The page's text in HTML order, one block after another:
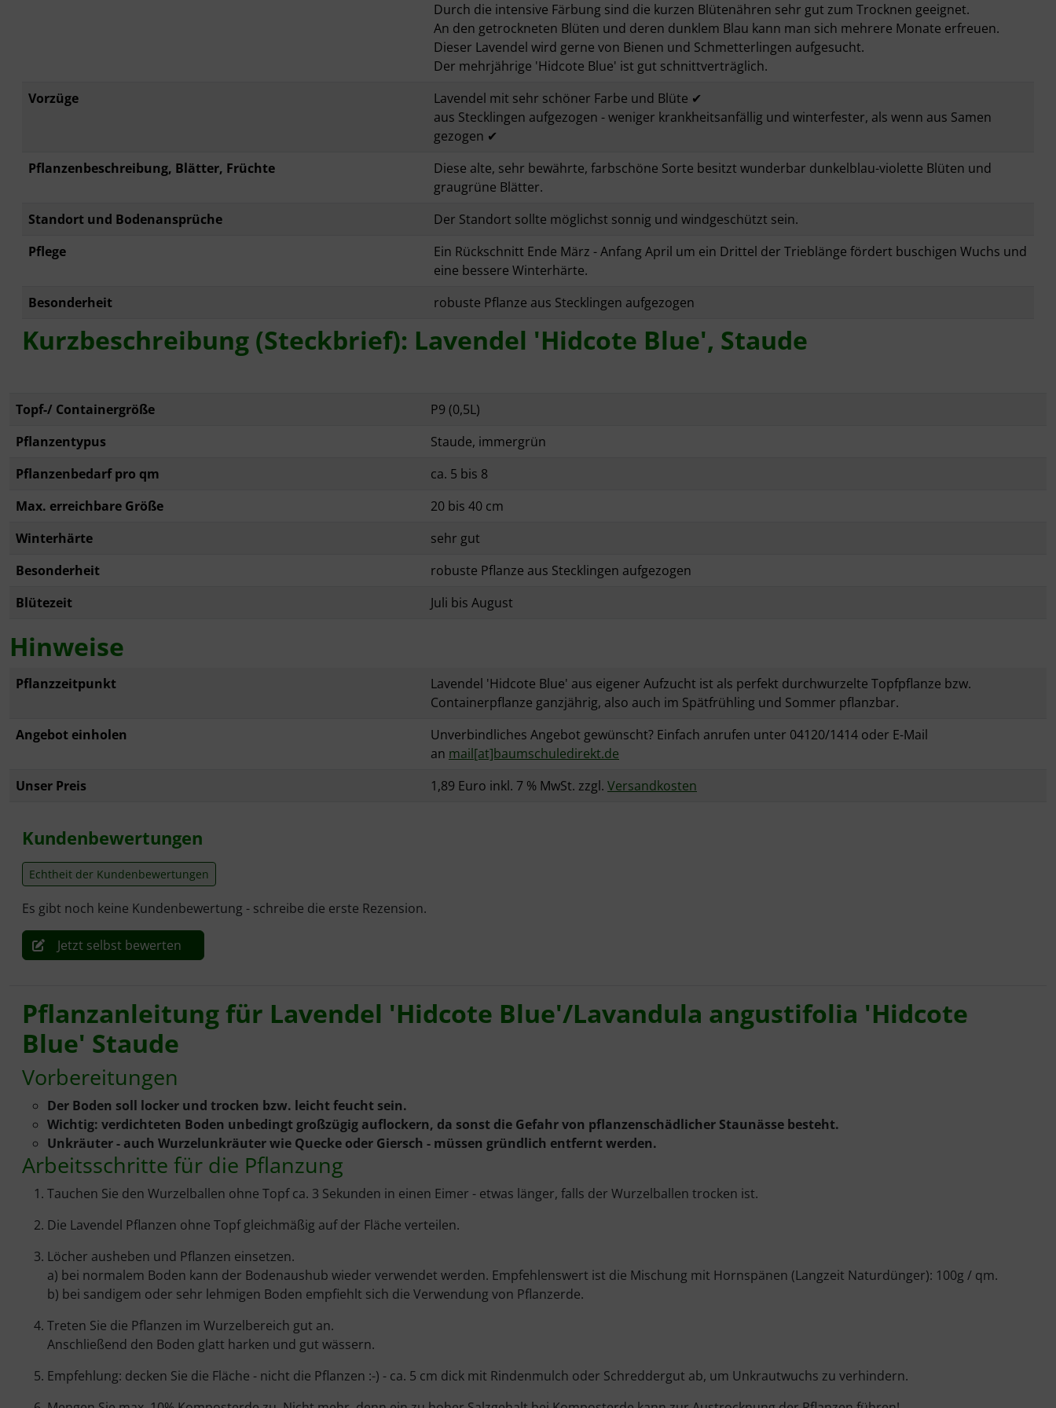
Kurzbeschreibung (Steckbrief): Lavendel 'Hidcote Blue', Staude
Durch die intensive Färbung sind die kurzen Blütenähren sehr gut zum Trocknen geeignet.
An den getrockneten Blüten und deren dunklem Blau kann man sich mehrere Monate erfreuen.
Dieser Lavendel wird gerne von Bienen und Schmetterlingen aufgesucht.
Der mehrjährige 'Hidcote Blue' ist gut schnittverträglich.
Vorzüge
Lavendel mit sehr schöner Farbe und Blüte ✔
aus Stecklingen aufgezogen - weniger krankheitsanfällig und winterfester, als wenn aus Samen
gezogen ✔
Pflanzenbeschreibung, Blätter, Früchte
Diese alte, sehr bewährte, farbschöne Sorte besitzt wunderbar dunkelblau-violette Blüten und
graugrüne Blätter.
Standort und Bodenansprüche
Der Standort sollte möglichst sonnig und windgeschützt sein.
Pflege
Ein Rückschnitt Ende März - Anfang April um ein Drittel der Trieblänge fördert buschigen Wuchs und
eine bessere Winterhärte.
Besonderheit
robuste Pflanze aus Stecklingen aufgezogen
Topf-/ Containergröße
P9 (0,5L)
Pflanzentypus
Staude, immergrün
Pflanzenbedarf pro qm
ca. 5 bis 8
Max. erreichbare Größe
20 bis 40 cm
Winterhärte
sehr gut
Besonderheit
robuste Pflanze aus Stecklingen aufgezogen
Blütezeit
Juli bis August
Hinweise
Pflanzzeitpunkt
Lavendel 'Hidcote Blue' aus eigener Aufzucht ist als perfekt durchwurzelte Topfpflanze bzw.
Containerpflanze ganzjährig, also auch im Spätfrühling und Sommer pflanzbar.
Angebot einholen
Unverbindliches Angebot gewünscht? Einfach anrufen unter 04120/1414 oder E-Mail
an mail[at]baumschuledirekt.de
Unser Preis
1,89 Euro inkl. 7 % MwSt. zzgl. Versandkosten
Kundenbewertungen
Echtheit der Kundenbewertungen
Es gibt noch keine Kundenbewertung - schreibe die erste Rezension.
Jetzt selbst bewerten
Pflanzanleitung für Lavendel 'Hidcote Blue'/Lavandula angustifolia 'Hidcote
Blue' Staude
Vorbereitungen
Der Boden soll locker und trocken bzw. leicht feucht sein.
Wichtig: verdichteten Boden unbedingt großzügig auflockern, da sonst die Gefahr von pflanzenschädlicher Staunässe besteht.
Unkräuter - auch Wurzelunkräuter wie Quecke oder Giersch - müssen gründlich entfernt werden.
Arbeitsschritte für die Pflanzung
Tauchen Sie den Wurzelballen ohne Topf ca. 3 Sekunden in einen Eimer - etwas länger, falls der Wurzelballen trocken ist.
Die Lavendel Pflanzen ohne Topf gleichmäßig auf der Fläche verteilen.
Löcher ausheben und Pflanzen einsetzen.
a) bei normalem Boden kann der Bodenaushub wieder verwendet werden. Empfehlenswert ist die Mischung mit Hornspänen (Langzeit Naturdünger): 100g / qm.
b) bei sandigem oder sehr lehmigen Boden empfiehlt sich die Verwendung von Pflanzerde.
Treten Sie die Pflanzen im Wurzelbereich gut an.
Anschließend den Boden glatt harken und gut wässern.
Empfehlung: decken Sie die Fläche - nicht die Pflanzen :-) - ca. 5 cm dick mit Rindenmulch oder Schreddergut ab, um Unkrautwuchs zu verhindern.